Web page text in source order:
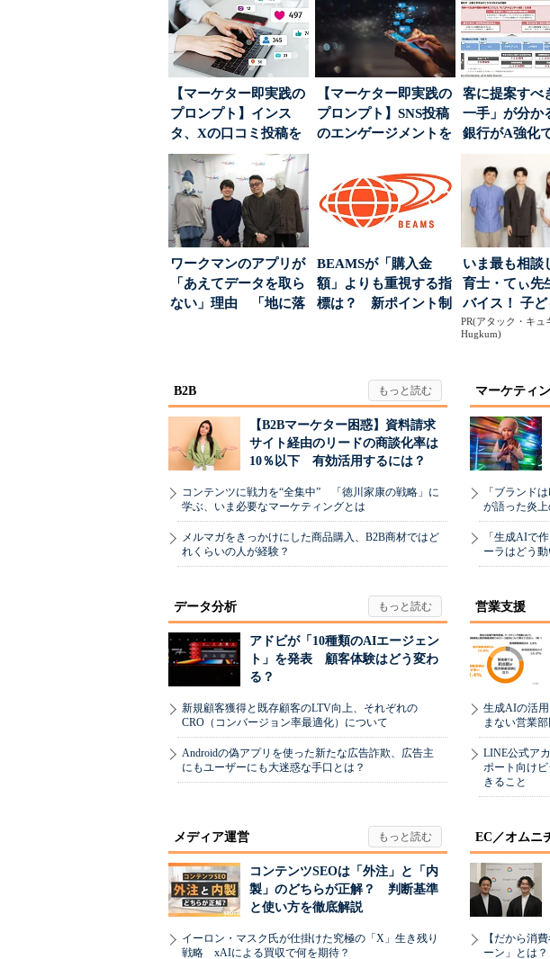
【マーケター即実践の
プロンプト】インス
タ、Xの口コミ投稿を
分析→戦略立案に生か
す...
【マーケター即実践の
プロンプト】SNS投稿
のエンゲージメントを
客に提案すべ
一手」が分
銀行がA強化
ワークマンのアプリが
「あえてデータを取ら
ない」理由 「地に落
BEAMSが「購入金
額」よりも重視する指
標は？ 新ポイント制
いま最も相談
育士・てぃ先
バイス！ 子
てつだい”に、
PR(アタック・キュ
Hugkum)
B2B
【B2Bマーケター困惑】資料請求
サイト経由のリードの商談化率は
10％以下 有効活用するには？
コンテンツに戦力を“全集中” 「徳川家康の戦略」に
学ぶ、いま必要なマーケティングとは
メルマガをきっかけにした商品購入、B2B商材ではど
れくらいの人が経験？
マーケティ
「ブランド
が語った炎
「生成AIで
ーラはどう動
データ分析
アドビが「10種類のAIエージェン
ト」を発表 顧客体験はどう変わ
る？
新規顧客獲得と既存顧客のLTV向上、それぞれの
CRO（コンバージョン率最適化）について
Androidの偽アプリを使った新たな広告詐欺、広告主
にもユーザーにも大迷惑な手口とは？
営業支援
生成AIの活
まない営業
LINE公式ア
ポート向け
きること
メディア運営
コンテンツSEOは「外注」と「内
製」のどちらが正解？ 判断基準
と使い方を徹底解説
イーロン・マスク氏が仕掛けた究極の「X」生き残り
戦略 xAIによる買収で何を期待？
EC／オムニ
【だから消
ーン」とは？